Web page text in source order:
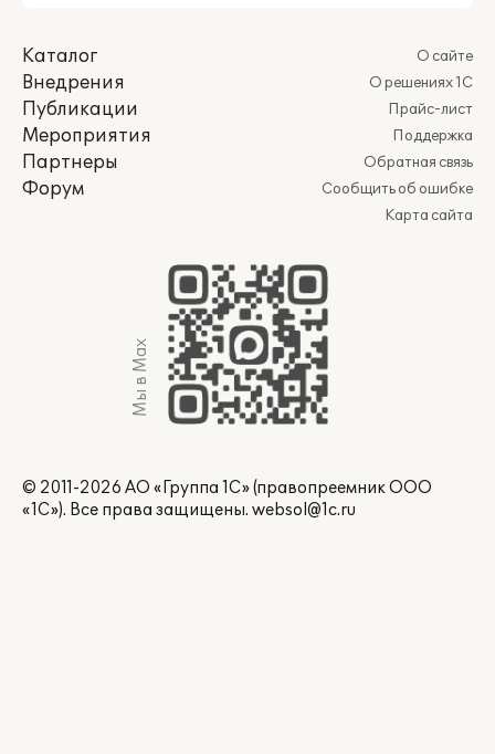
Каталог
Внедрения
Публикации
Мероприятия
Партнеры
Форум
О сайте
О решениях 1С
Прайс-лист
Поддержка
Обратная связь
Сообщить об ошибке
Карта сайта
Мы в Max
© 2011-2026 АО «Группа 1С» (правопреемник ООО
«1С»). Все права защищены. websol@1c.ru